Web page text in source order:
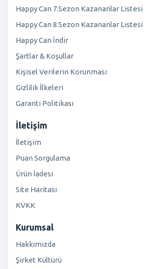
Happy Can 7.Sezon Kazananlar Listesi
Happy Can 8.Sezon Kazananlar Listesi
Happy Can İndir
Şartlar & Koşullar
Kişisel Verilerin Korunması
Gizlilik İlkeleri
Garanti Politikası
İletişim
İletişim
Puan Sorgulama
Ürün İadesi
Site Haritası
KVKK
Kurumsal
Hakkımızda
Şirket Kültürü